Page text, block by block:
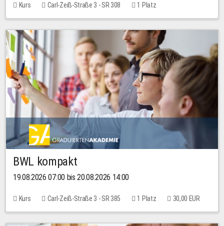
Kurs Carl-Zeiß-Straße 3 - SR 308 1 Platz
BWL kompakt
19.08.2026 07:00 bis 20.08.2026 14:00
Kurs Carl-Zeiß-Straße 3 - SR 385 1 Platz 30,00 EUR